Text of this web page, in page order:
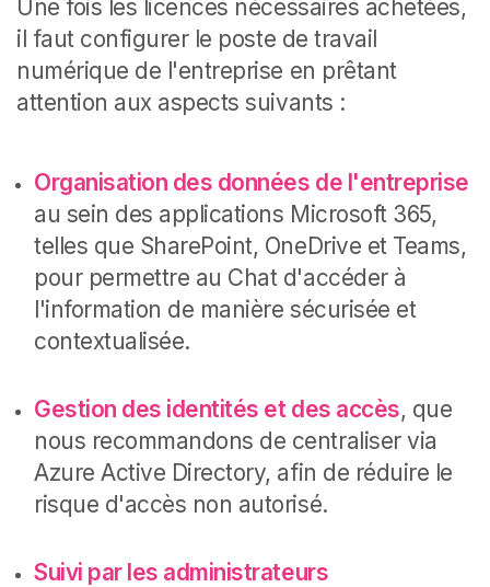
Une fois les licences nécessaires achetées,
il faut configurer le poste de travail
numérique de l'entreprise en prêtant
attention aux aspects suivants :
Organisation des données de l'entreprise
au sein des applications Microsoft 365,
telles que SharePoint, OneDrive et Teams,
pour permettre au Chat d'accéder à
l'information de manière sécurisée et
contextualisée.
Gestion des identités et des accès, que
nous recommandons de centraliser via
Azure Active Directory, afin de réduire le
risque d'accès non autorisé.
Suivi par les administrateurs